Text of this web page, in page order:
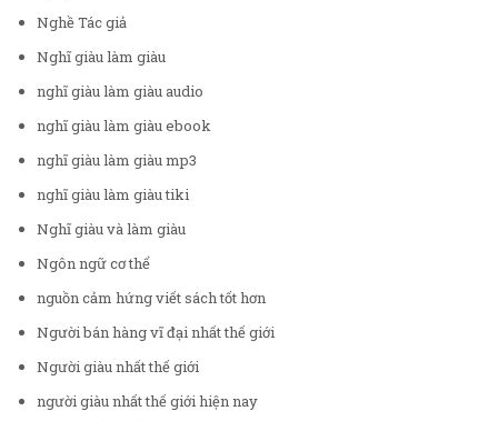
Nghề Tác giả
Nghĩ giàu làm giàu
nghĩ giàu làm giàu audio
nghĩ giàu làm giàu ebook
nghĩ giàu làm giàu mp3
nghĩ giàu làm giàu tiki
Nghĩ giàu và làm giàu
Ngôn ngữ cơ thể
nguồn cảm hứng viết sách tốt hơn
Người bán hàng vĩ đại nhất thế giới
Người giàu nhất thế giới
người giàu nhất thế giới hiện nay